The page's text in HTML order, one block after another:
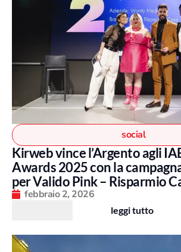
social
Kirweb vince l’Argento agli
Awards 2025 con la
per Valido Pink – Risparmio
febbraio 2, 2026
leggi tutto